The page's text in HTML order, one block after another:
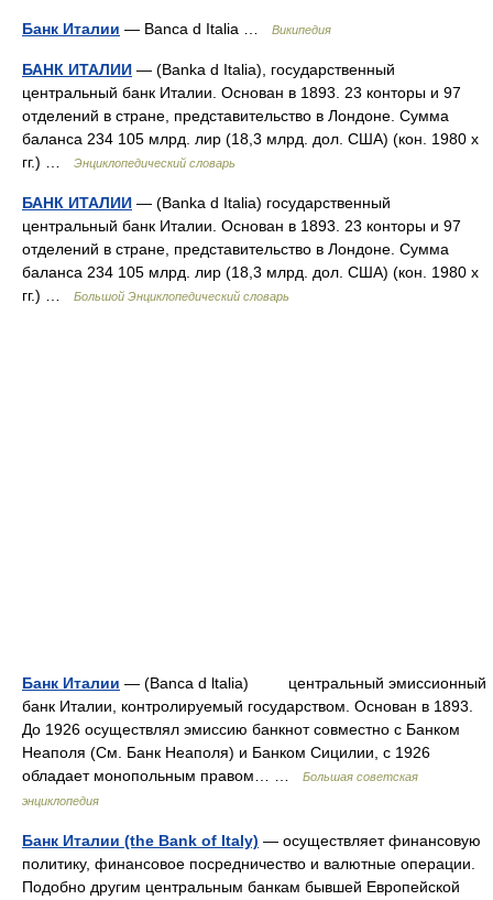
Банк Италии — Banca d Italia … Википедия
БАНК ИТАЛИИ — (Banka d Italia), государственный
центральный банк Италии. Основан в 1893. 23 конторы и 97
отделений в стране, представительство в Лондоне. Сумма
баланса 234 105 млрд. лир (18,3 млрд. дол. США) (кон. 1980 х
гг.) …
Энциклопедический словарь
БАНК ИТАЛИИ — (Banka d Italia) государственный
центральный банк Италии. Основан в 1893. 23 конторы и 97
отделений в стране, представительство в Лондоне. Сумма
баланса 234 105 млрд. лир (18,3 млрд. дол. США) (кон. 1980 х
гг.) …
Большой Энциклопедический словарь
Банк Италии — (Banca d ltalia) центральный эмиссионный
банк Италии, контролируемый государством. Основан в 1893.
До 1926 осуществлял эмиссию банкнот совместно с Банком
Неаполя (См. Банк Неаполя) и Банком Сицилии, с 1926
обладает монопольным правом… …
Большая советская
энциклопедия
Банк Италии (the Bank of Italy) — осуществляет финансовую
политику, финансовое посредничество и валютные операции.
Подобно другим центральным банкам бывшей Европейской